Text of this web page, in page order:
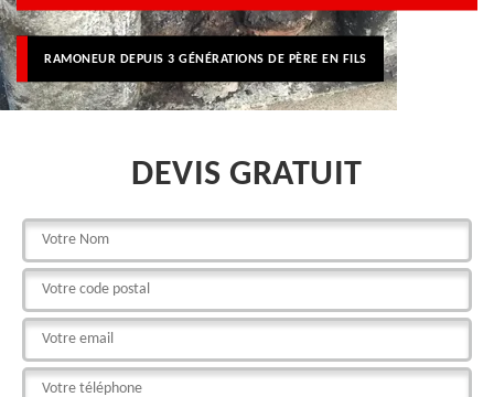
RAMONEUR DEPUIS 3 GÉNÉRATIONS DE PÈRE EN FILS
DEVIS GRATUIT